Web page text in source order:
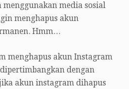
media sosial
menghapus akun
Hmm…
menghapus akun Instagram
dengan
akun instagram dihapus